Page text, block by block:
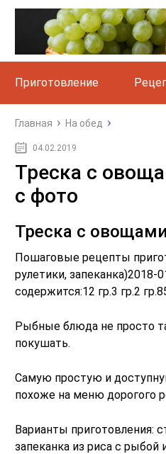
Приготовление
Главная На обед
04.02.2019
Треска с
с фото
Треска с
Пошаговые рецепты
рулетики, запеканка)2018-
содержится:12 гр.3 гр.2
Рыбные блюда не просто
покушать.
Самую простую и
похоже на меню дорогого
Варианты приготовления:
запеканка из риса с